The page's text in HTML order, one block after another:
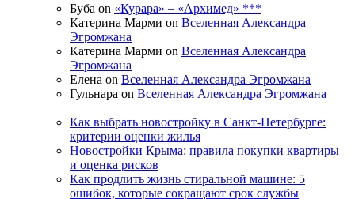
Буба on «Курара» – «Архимед» ***
Катерина Марми on Вселенная Александра
Эгромжана
Катерина Марми on Вселенная Александра
Эгромжана
Елена on Вселенная Александра Эгромжана
Гульнара on Вселенная Александра Эгромжана
Как выбрать новостройку в Санкт-Петербурге:
критерии оценки жилья
Новостройки Крыма: правила покупки квартиры
и оценка рисков
Как продлить жизнь стиральной машине: 5
ошибок, которые сокращают срок службы